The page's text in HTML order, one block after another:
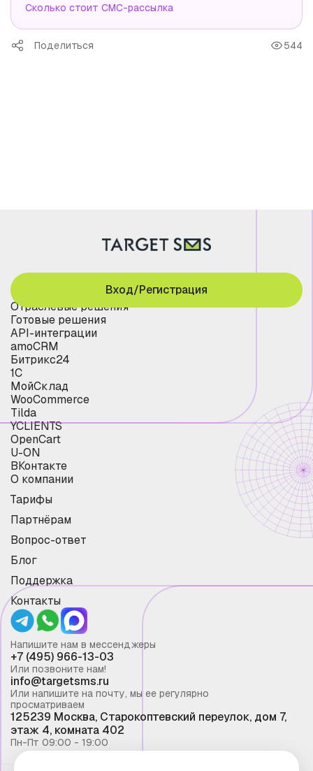
Сколько стоит СМС-рассылка
Поделиться 544
Отраслевые решения
Готовые решения
API-интеграции
amoCRM
Битрикс24
1С
МойСклад
WooCommerce
Tilda
YCLIENTS
OpenCart
U-ON
ВКонтакте
О компании
Тарифы
Партнёрам
Вопрос-ответ
Блог
Поддержка
Контакты
Вход/Регистрация
Напишите нам в мессенджеры
+7 (495) 966-13-03
Или позвоните нам!
info@targetsms.ru
Или напишите на почту, мы ее регулярно
просматриваем
125239 Москва, Старокоптевский переулок, дом 7,
этаж 4, комната 402
Пн-Пт 09:00 - 19:00